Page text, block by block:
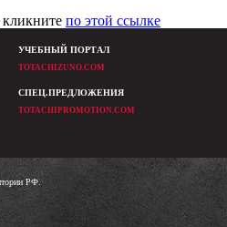
кликните по этой ссылке
УЧЕБНЫЙ ПОРТАЛ
TOTACHIZUNO.COM
СПЕЦ.ПРЕДЛОЖЕНИЯ
TOTACHIPROMOTION.COM
РФ.